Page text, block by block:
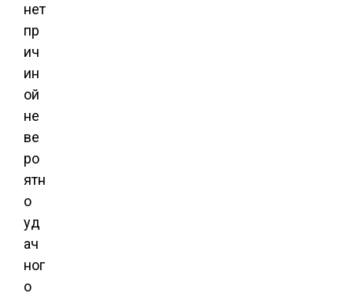
нет
пр
ич
ин
ой
не
ве
ро
ятн
о
уд
ач
ног
о